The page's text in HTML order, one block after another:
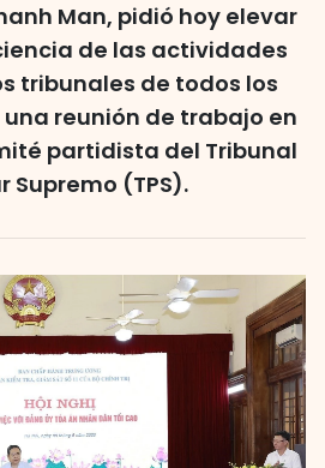
Man, pidió hoy elevar
de las actividades
tribunales de todos los
reunión de trabajo en
partidista del Tribunal
Supremo (TPS).